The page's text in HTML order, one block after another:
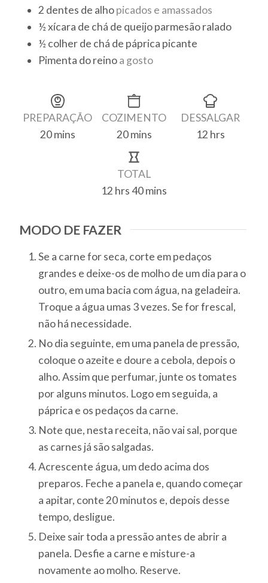
2 dentes de alhopicados e amassados
½ xícara de chá de queijo parmesão ralado
½ colher de chá de páprica picante
Pimenta do reinoa gosto
PREPARAÇÃO
20minutes
mins
COZIMENTO
20minutes
mins
Finalização
DESSALGAR
12hours
hrs
TOTAL
12 hours
hrs 40minutes
mins
MODO DE FAZER
Se a carne for seca, corte em pedaços
grandes e deixe-os de molho de um dia para o
outro, em uma bacia com água, na geladeira.
Troque a água umas 3 vezes. Se for frescal,
não há necessidade.
No dia seguinte, em uma panela de pressão,
coloque o azeite e doure a cebola, depois o
alho. Assim que perfumar, junte os tomates
por alguns minutos. Logo em seguida, a
páprica e os pedaços da carne.
Note que, nesta receita, não vai sal, porque
as carnes já são salgadas.
Acrescente água, um dedo acima dos
preparos. Feche a panela e, quando começar
a apitar, conte 20 minutos e, depois desse
tempo, desligue.
Deixe sair toda a pressão antes de abrir a
panela. Desfie a carne e misture-a
novamente ao molho. Reserve.